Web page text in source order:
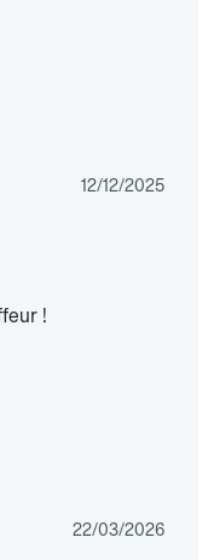
12/12/2025
!
22/03/2026